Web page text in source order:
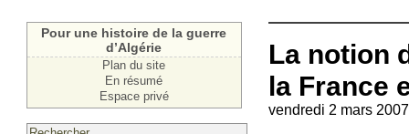
Pour une histoire de la guerre
d’Algérie
Plan du site
En résumé
Espace privé
La notion
la France
vendredi 2 mars